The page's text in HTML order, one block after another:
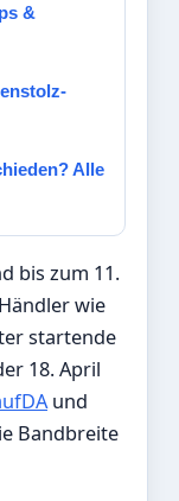
&
Alle
bis zum 11.
wie
startende
18. April
und
Bandbreite